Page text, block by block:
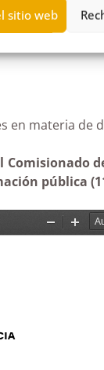
sitio web
en
pública